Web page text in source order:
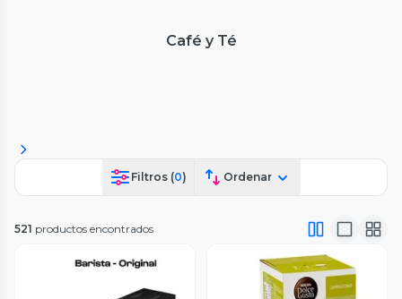
Café y Té
Filtros (0) Ordenar
521 productos encontrados